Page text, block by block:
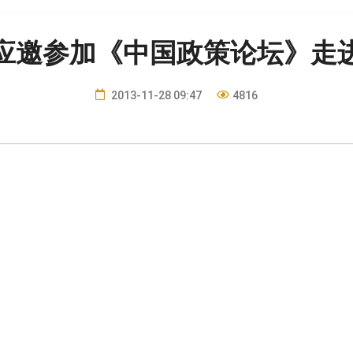
邀参加《中国政策论坛》走
2013-11-28 09:47 4816